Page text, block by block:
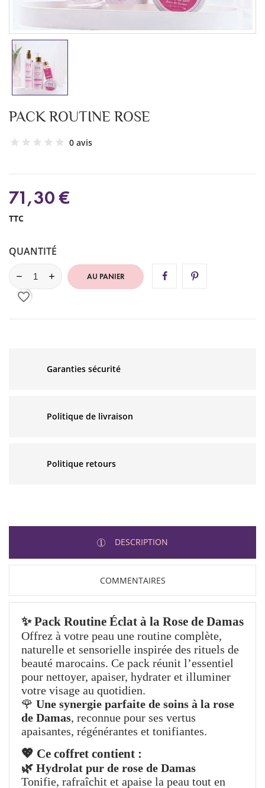
PACK ROUTINE ROSE
0 avis
71,30 €
TTC
QUANTITÉ
AU PANIER
favorite_border
Garanties sécurité
Politique de livraison
Politique retours
DESCRIPTION
COMMENTAIRES
✨ Pack Routine Éclat à la Rose de Damas
Offrez à votre peau une routine complète,
naturelle et sensorielle inspirée des rituels de
beauté marocains. Ce pack réunit l’essentiel
pour nettoyer, apaiser, hydrater et illuminer
votre visage au quotidien.
🌹 Une synergie parfaite de soins à la rose
de Damas, reconnue pour ses vertus
apaisantes, régénérantes et tonifiantes.
💖 Ce coffret contient :
🌿 Hydrolat pur de rose de Damas
Tonifie, rafraîchit et apaise la peau tout en